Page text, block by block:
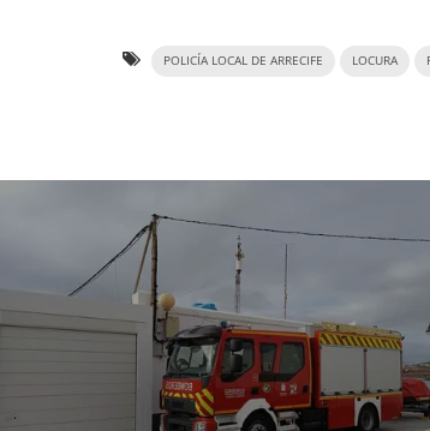
POLICÍA LOCAL DE ARRECIFE LOCURA